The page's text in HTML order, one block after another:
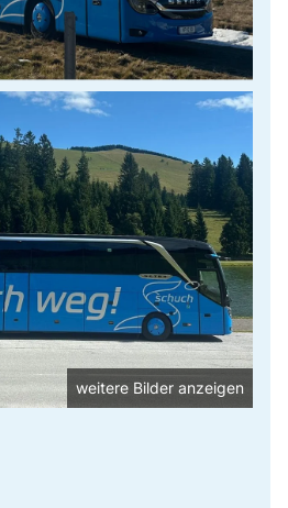
weitere Bilder anzeigen